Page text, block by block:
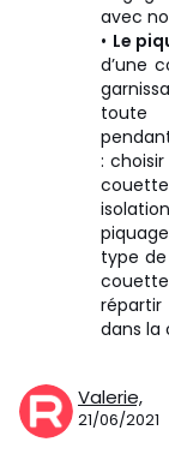
avec
• Le
d’une
toute
:
type
dans la
Valerie,
21/06/2021